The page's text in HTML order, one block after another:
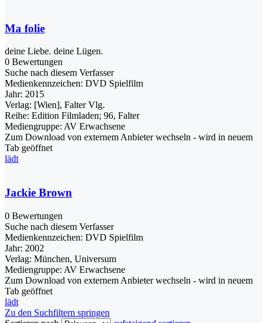
Ma folie
deine Liebe. deine Lügen.
0 Bewertungen
Suche nach diesem Verfasser
Medienkennzeichen: DVD Spielfilm
Jahr: 2015
Verlag: [Wien], Falter Vlg.
Reihe: Edition Filmladen; 96, Falter
Mediengruppe: AV Erwachsene
Zum Download von externem Anbieter wechseln - wird in neuem
Tab geöffnet
lädt
Jackie Brown
0 Bewertungen
Suche nach diesem Verfasser
Medienkennzeichen: DVD Spielfilm
Jahr: 2002
Verlag: München, Universum
Mediengruppe: AV Erwachsene
Zum Download von externem Anbieter wechseln - wird in neuem
Tab geöffnet
lädt
Zu den Suchfiltern springen